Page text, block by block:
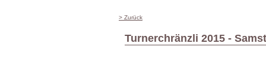
> Zurück
Turnerchränzli 2015 -